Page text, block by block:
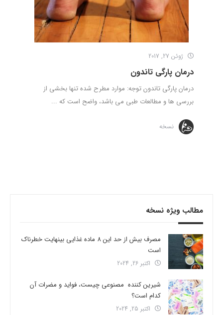
ژوئن 27, 2017
درمان پارگی تاندون
درمان پارگی تاندون توجه: موارد مطرح شده تنها بخشی از
بررسی ها و مطالعات طبی می باشد، واضح است که ...
نسخه
مطالب ویژه نسخه
مصرف بیش از حد این 8 ماده غذایی بینهایت خطرناک
است
اکتبر 26, 2024
شیرین کننده مصنوعی چیست، فواید و مضرات آن
کدام است؟
اکتبر 25, 2024